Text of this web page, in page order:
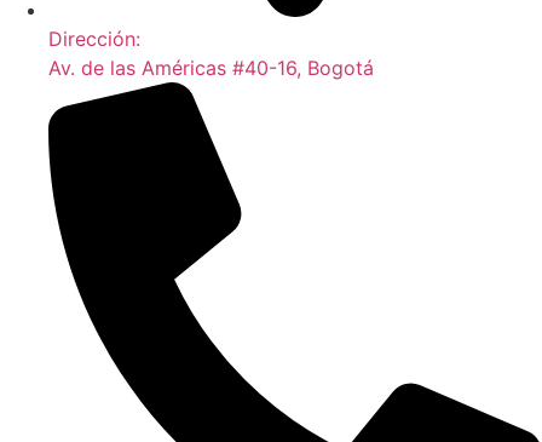
Dirección:
Av. de las Américas #40-16, Bogotá